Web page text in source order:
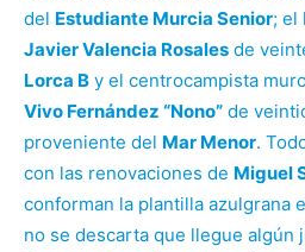
del Estudiante Murcia Senior; el
Javier Valencia Rosales de
Lorca B y el centrocampista
Vivo Fernández “Nono” de
proveniente del Mar Menor.
con las renovaciones de Miguel
conforman la plantilla azulgrana
no se descarta que llegue algún